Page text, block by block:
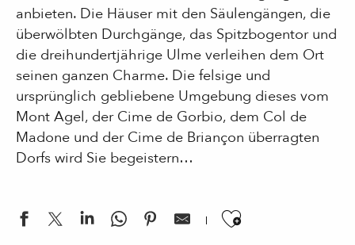
anbieten. Die Häuser mit den Säulengängen, die
überwölbten Durchgänge, das Spitzbogentor und
die dreihundertjährige Ulme verleihen dem Ort
seinen ganzen Charme. Die felsige und
ursprünglich gebliebene Umgebung dieses vom
Mont Agel, der Cime de Gorbio, dem Col de
Madone und der Cime de Briançon überragten
Dorfs wird Sie begeistern…
Ajouter